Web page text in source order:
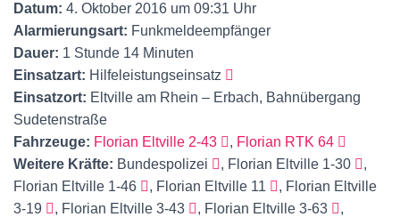
Datum: 4. Oktober 2016 um 09:31 Uhr
Alarmierungsart: Funkmeldeempfänger
Dauer: 1 Stunde 14 Minuten
Einsatzart: Hilfeleistungseinsatz
Einsatzort: Eltville am Rhein – Erbach, Bahnübergang
Sudetenstraße
Fahrzeuge: Florian Eltville 2-43 , Florian RTK 64
Weitere Kräfte: Bundespolizei , Florian Eltville 1-30
,
Florian Eltville 1-46
, Florian Eltville 11
, Florian Eltville
3-19
, Florian Eltville 3-43 , Florian Eltville 3-63
,